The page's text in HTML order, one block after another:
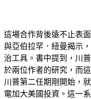
這場合作背後遠不止表
與亞伯拉罕．紐曼揭示
治工具。書中提到，川
於兩位作者的研究，而
川普第二任期剛開始，